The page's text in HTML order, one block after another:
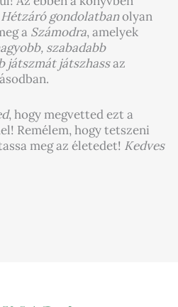
Hétzáró gondolatbanolyan
a Számodra, amelyek
szabadabb
játszmát játszhassaz
, hogy megvetted ezt a
Remélem, hogy tetszeni
meg az életedet! Kedves